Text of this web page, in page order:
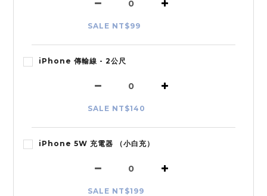
SALE NT$99
iPhone 傳輸線 - 2公尺
SALE NT$140
iPhone 5W 充電器 （小白充）
SALE NT$199